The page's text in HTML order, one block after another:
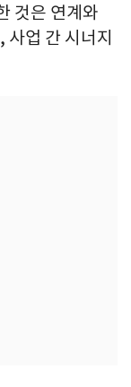
것은 연계와
업 간 시너지